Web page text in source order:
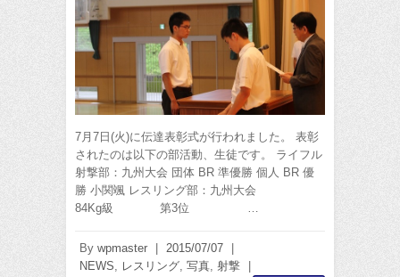
7月7日(火)に伝達表彰式が行われました。 表彰
されたのは以下の部活動、生徒です。 ライフル
射撃部：九州大会 団体 BR 準優勝 個人 BR 優
勝 小関颯 レスリング部：九州大会
84Kg級 第3位 …
By wpmaster 2015/07/07
NEWS, レスリング, 写真, 射撃